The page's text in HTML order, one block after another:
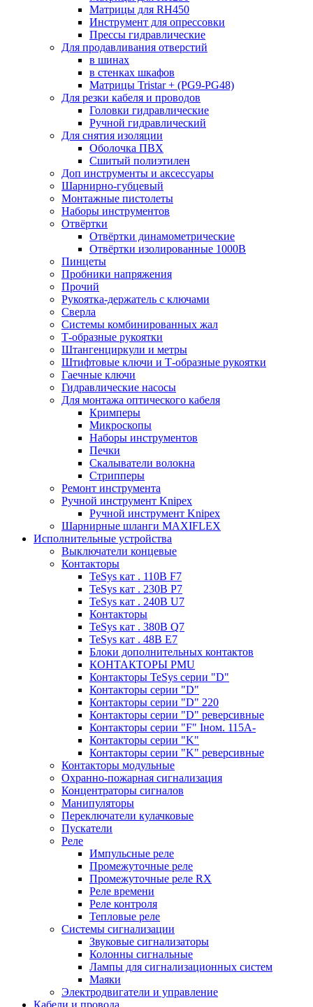
Матрицы для RH450
Инструмент для опрессовки
Прессы гидравлические
Для продавливания отверстий
в шинах
в стенках шкафов
Матрицы Tristar + (PG9-PG48)
Для резки кабеля и проводов
Головки гидравлические
Ручной гидравлический
Для снятия изоляции
Оболочка ПВХ
Сшитый полиэтилен
Доп инструменты и аксессуары
Шарнирно-губцевый
Монтажные пистолеты
Наборы инструментов
Отвёртки
Отвёртки динамометрические
Отвёртки изолированные 1000В
Пинцеты
Пробники напряжения
Прочий
Рукоятка-держатель с ключами
Сверла
Системы комбинированных жал
Т-образные рукоятки
Штангенциркули и метры
Штифтовые ключи и Т-образные рукоятки
Гаечные ключи
Гидравлические насосы
Для монтажа оптического кабеля
Кримперы
Микроскопы
Наборы инструментов
Печки
Скалыватели волокна
Стрипперы
Ремонт инструмента
Ручной инструмент Knipex
Ручной инструмент Knipex
Шарнирные шланги MAXIFLEX
Исполнительные устройства
Выключатели концевые
Контакторы
TeSys кат . 110В F7
TeSys кат . 230В P7
TeSys кат . 240В U7
Контакторы
TeSys кат . 380В Q7
TeSys кат . 48В E7
Блоки дополнительных контактов
КОНТАКТОРЫ PMU
Контакторы TeSys серии "D"
Контакторы серии "D"
Контакторы серии "D" 220
Контакторы серии "D" реверсивные
Контакторы серии "F" Iном. 115А-
Контакторы серии "K"
Контакторы серии "K" реверсивные
Контакторы модульные
Охранно-пожарная сигнализация
Концентраторы сигналов
Манипуляторы
Переключатели кулачковые
Пускатели
Реле
Импульсные реле
Промежуточные реле
Промежуточные реле RX
Реле времени
Реле контроля
Тепловые реле
Системы сигнализации
Звуковые сигнализаторы
Колонны сигнальные
Лампы для сигнализационных систем
Маяки
Электродвигатели и управление
Кабели и провода